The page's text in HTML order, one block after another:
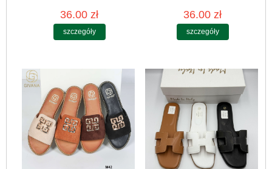
36.00 zł
szczegóły
36.00 zł
szczegóły